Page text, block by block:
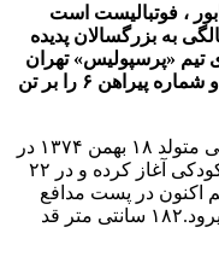
۱۸ بهمن ۱۳۷۴ در نیشابور ، فوتبالیست است
را از کودکی آغاز کرده و در ۲۲ سالگی به بزرگسالان پدیده
تیم «پرسپولیس» تهران
به میدان میرود، ۱۸۲ سانتی متر قد دارد و شماره پیراهن ۶ را بر تن
به گزارش پایگاه خبری شباویز،علی نعمتی متولد ۱۸ بهمن ۱۳۷۴ در
نیشابور ، فوتبالیست است. فوتبال را از کودکی آغاز کرده و در ۲۲
اکنون در پست مدافع
برای تیم «پرسپولیس» تهران به میدان میرود.۱۸۲ سانتی متر قد